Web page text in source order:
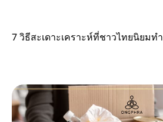
7 วิธีสะเดาะเคราะห์ที่ชาวไทยนิยมทำ